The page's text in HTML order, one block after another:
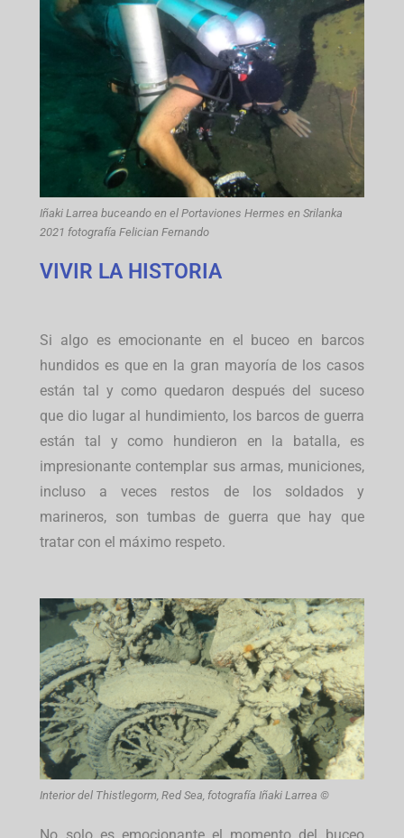
Iñaki Larrea buceando en el Portaviones Hermes en Srilanka
2021 fotografía Felician Fernando
VIVIR LA HISTORIA
Si algo es emocionante en el buceo en barcos
hundidos es que en la gran mayoría de los casos
están tal y como quedaron después del suceso
que dio lugar al hundimiento, los barcos de guerra
están tal y como hundieron en la batalla, es
impresionante contemplar sus armas, municiones,
incluso a veces restos de los soldados y
marineros, son tumbas de guerra que hay que
tratar con el máximo respeto.
Interior del Thistlegorm, Red Sea, fotografía Iñaki Larrea ©